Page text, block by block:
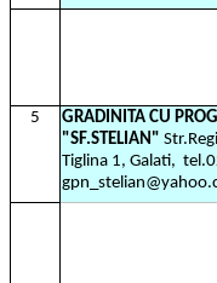
5
GRADINITA CU
"SF.STELIAN"
Tiglina 1, Galati,